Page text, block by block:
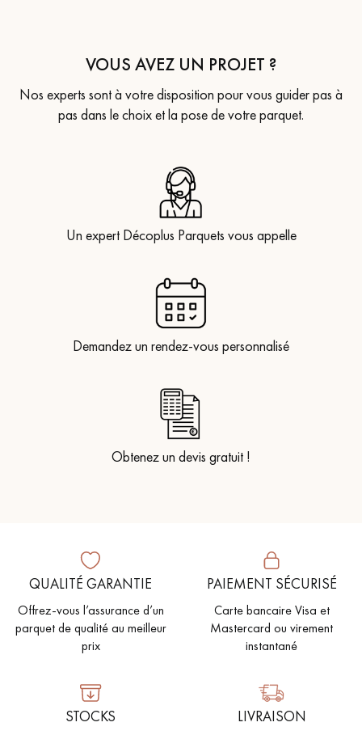
VOUS AVEZ UN PROJET ?
Nos experts sont à votre disposition pour vous guider pas à
pas dans le choix et la pose de votre parquet.
Un expert Décoplus Parquets vous appelle
Demandez un rendez-vous personnalisé
Obtenez un devis gratuit !
QUALITÉ GARANTIE
Offrez-vous l’assurance d’un
parquet de qualité au meilleur
prix
PAIEMENT SÉCURISÉ
Carte bancaire Visa et
Mastercard ou virement
instantané
STOCKS LIVRAISON